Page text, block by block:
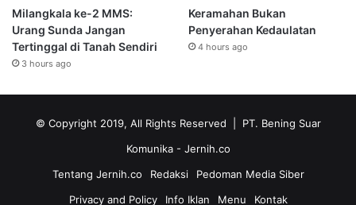
Milangkala ke-2 MMS:
Urang Sunda Jangan
Tertinggal di Tanah Sendiri
3 hours ago
Keramahan Bukan
Penyerahan Kedaulatan
4 hours ago
© Copyright 2019, All Rights Reserved | PT. Bening Suar
Komunika - Jernih.co
Tentang Jernih.co
Redaksi
Pedoman Media Siber
Privacy and Policy
Info Iklan Menu Kontak